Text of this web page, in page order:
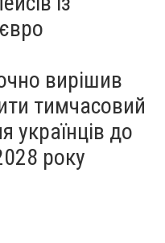
вирішив
тимчасовий
українців до
року